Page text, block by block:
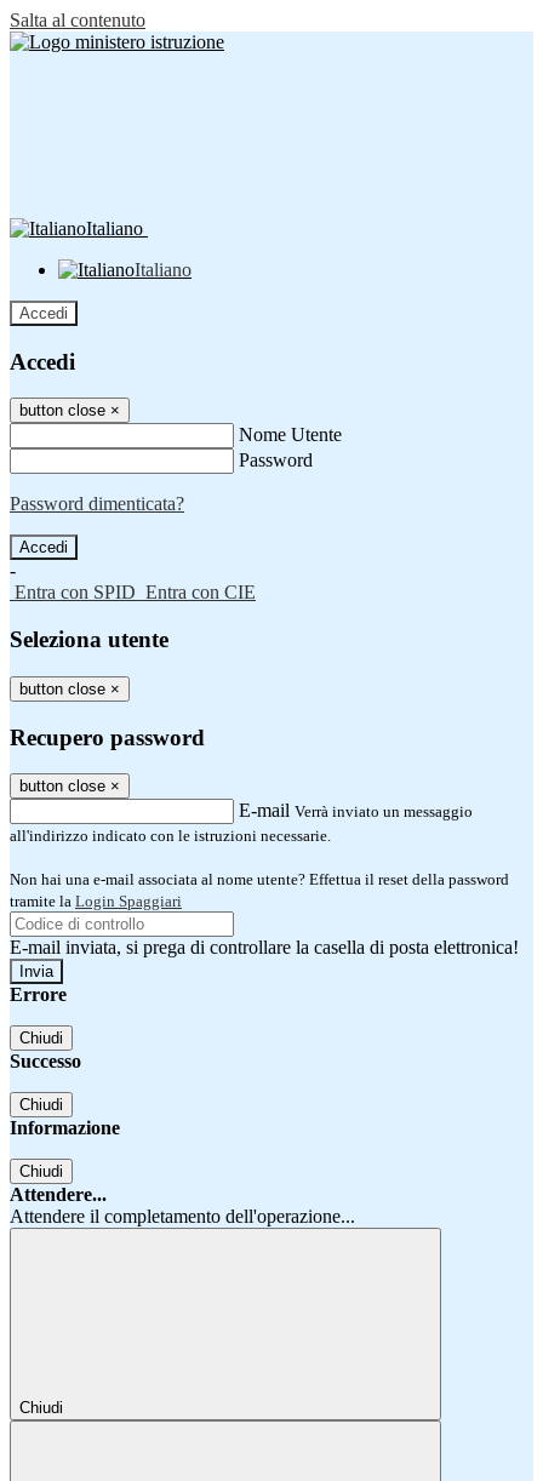
Salta al contenuto
Italiano
Italiano
Accedi
Accedi
button close ×
Nome Utente
Password
Password dimenticata?
-
Entra con SPID Entra con CIE
Seleziona utente
button close ×
Recupero password
button close ×
E-mail Verrà inviato un messaggio
all'indirizzo indicato con le istruzioni necessarie.
Non hai una e-mail associata al nome utente? Effettua il reset della password
tramite la Login Spaggiari
E-mail inviata, si prega di controllare la casella di posta elettronica!
Errore
Chiudi
Successo
Chiudi
Informazione
Chiudi
Attendere...
Attendere il completamento dell'operazione...
Chiudi